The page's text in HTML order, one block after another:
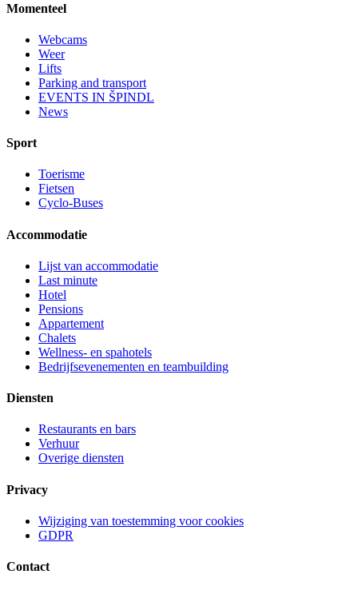
Momenteel
Webcams
Weer
Lifts
Parking and transport
EVENTS IN ŠPINDL
News
Sport
Toerisme
Fietsen
Cyclo-Buses
Accommodatie
Lijst van accommodatie
Last minute
Hotel
Pensions
Appartement
Chalets
Wellness- en spahotels
Bedrijfsevenementen en teambuilding
Diensten
Restaurants en bars
Verhuur
Overige diensten
Privacy
Wijziging van toestemming voor cookies
GDPR
Contact